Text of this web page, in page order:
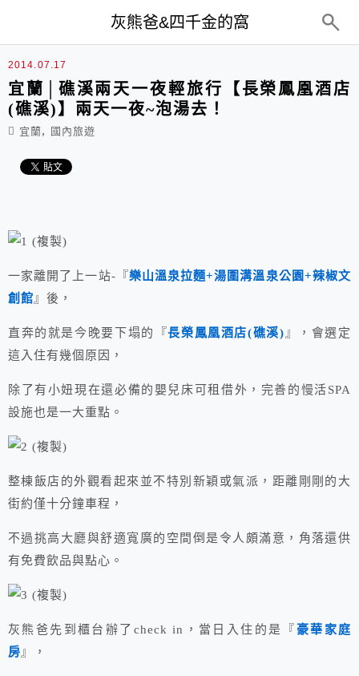
灰熊爸&四千金的窩
2014.07.17
宜蘭│礁溪兩天一夜輕旅行【長榮鳳凰酒店
(礁溪)】兩天一夜~泡湯去！
宜蘭, 國內旅遊
一家離開了上一站-『樂山溫泉拉麵+湯圍溝溫泉公園+辣椒文
創館』後，
直奔的就是今晚要下塌的『長榮鳳凰酒店(礁溪)』，會選定
這入住有幾個原因，
除了有小妞現在還必備的嬰兒床可租借外，完善的慢活SPA
設施也是一大重點。
整棟飯店的外觀看起來並不特別新穎或氣派，距離剛剛的大
街約僅十分鐘車程，
不過挑高大廳與舒適寬廣的空間倒是令人頗滿意，角落還供
有免費飲品與點心。
灰熊爸先到櫃台辦了check in，當日入住的是『 豪華家庭
房』，